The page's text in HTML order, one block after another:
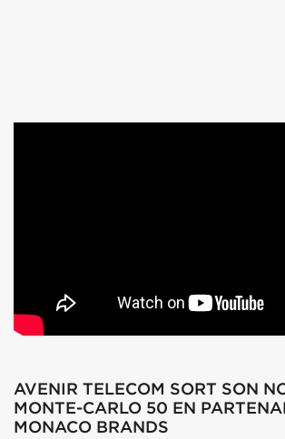
AVENIR TELECOM SORT SON
MONTE-CARLO 50 EN
MONACO BRANDS